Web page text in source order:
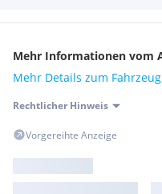
Mehr Informationen vom
Mehr Details zum Fahrzeug
Rechtlicher Hinweis
Vorgereihte Anzeige